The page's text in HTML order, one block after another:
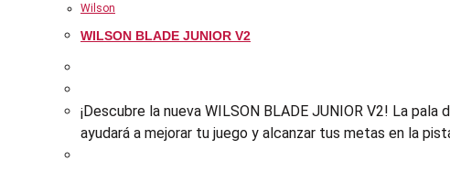
Wilson
WILSON BLADE JUNIOR V2
¡Descubre la nueva WILSON BLADE JUNIOR V2! La
ayudará a mejorar tu juego y alcanzar tus metas en la